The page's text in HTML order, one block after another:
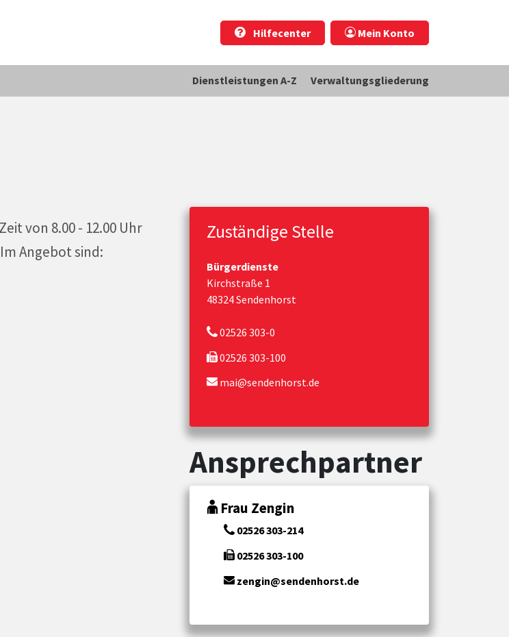
Hilfecenter
Mein Konto
Dienstleistungen A-Z Verwaltungsgliederung
von 8.00 - 12.00 Uhr
Angebot sind:
Zuständige Stelle
Bürgerdienste
Kirchstraße 1
48324 Sendenhorst
02526 303-0
02526 303-100
mai@sendenhorst.de
Ansprechpartner
Frau Zengin
02526 303-214
02526 303-100
zengin@sendenhorst.de